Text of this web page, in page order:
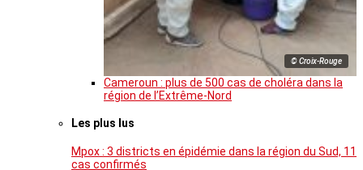
© Croix-Rouge
Cameroun : plus de 500 cas de choléra dans la
région de l’Extrême-Nord
Les plus lus
Mpox : 3 districts en épidémie dans la région du Sud, 11
cas confirmés